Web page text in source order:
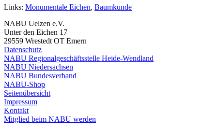
Links: Monumentale Eichen, Baumkunde
NABU Uelzen e.V.
Unter den Eichen 17
29559 Wrestedt OT Emern
Datenschutz
NABU Regionalgeschäftsstelle Heide-Wendland
NABU Niedersachsen
NABU Bundesverband
NABU-Shop
Seitenübersicht
Impressum
Kontakt
Mitglied beim NABU werden